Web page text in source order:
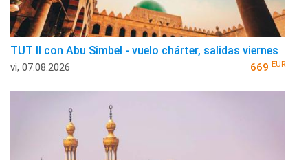
TUT II con Abu Simbel - vuelo chárter, salidas viernes
vi, 07.08.2026 669 EUR